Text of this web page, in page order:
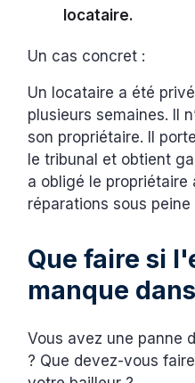
locataire.
Un cas concret :
Un locataire a été
plusieurs semaines. Il
son propriétaire. Il
le tribunal et obtient
a obligé le propriétaire
réparations sous peine
Que faire si
manque
Vous avez une panne
? Que devez-vous